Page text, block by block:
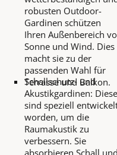
robusten Outdoor-
Gardinen schützen
Ihren Außenbereich
Sonne und Wind. Dies
macht sie zu der
passenden Wahl für
Terrasse und Balkon.
Schallschutz- und
Akustikgardinen: Diese
sind speziell
worden, um die
Raumakustik zu
verbessern. Sie